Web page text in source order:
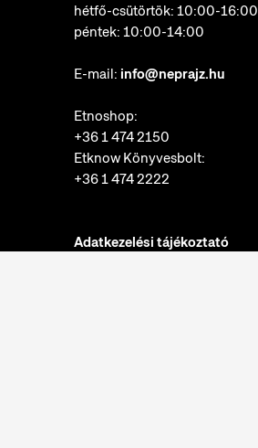
hétfő-csütörtök: 10:00-16:00
péntek: 10:00-14:00
E-mail: info@neprajz.hu
Etnoshop:
+36 1 474 2150
Etknow Könyvesbolt:
+36 1 474 2222
Adatkezelési tájékoztató